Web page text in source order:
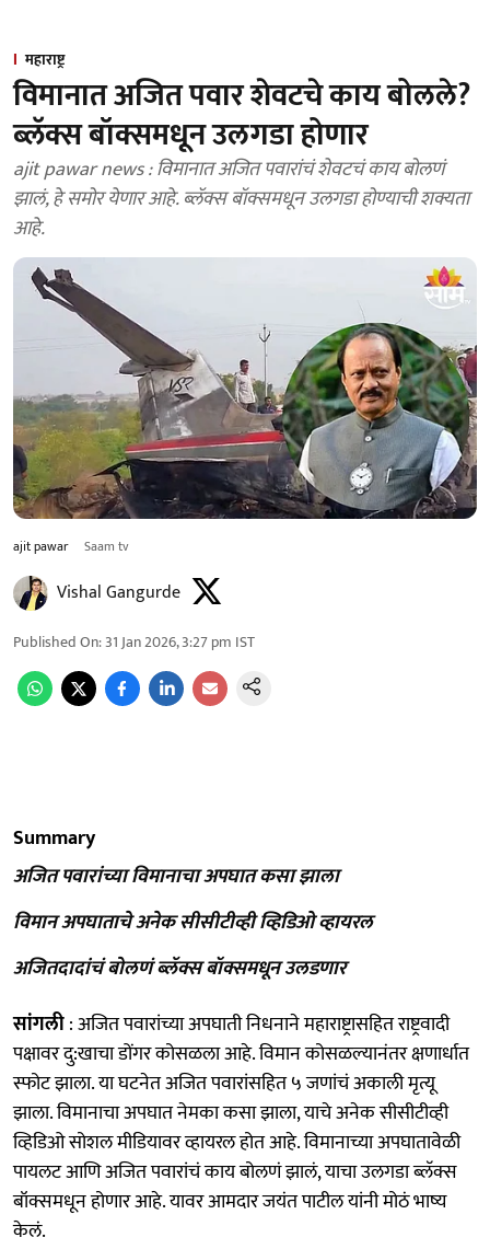
महाराष्ट्र
विमानात अजित पवार शेवटचे काय बोलले?
ब्लॅक्स बॉक्समधून उलगडा होणार
ajit pawar news : विमानात अजित पवारांचं शेवटचं काय बोलणं
झालं, हे समोर येणार आहे. ब्लॅक्स बॉक्समधून उलगडा होण्याची शक्यता
आहे.
ajit pawar Saam tv
Vishal Gangurde
Published On:31 Jan 2026, 3:27 pm IST
Summary
अजित पवारांच्या विमानाचा अपघात कसा झाला
विमान अपघाताचे अनेक सीसीटीव्ही व्हिडिओ व्हायरल
अजितदादांचं बोलणं ब्लॅक्स बॉक्समधून उलडणार
सांगली: अजित पवारांच्या अपघाती निधनाने महाराष्ट्रासहित राष्ट्रवादी
पक्षावर दु:खाचा डोंगर कोसळला आहे. विमान कोसळल्यानंतर क्षणार्धात
स्फोट झाला. या घटनेत अजित पवारांसहित ५ जणांचं अकाली मृत्यू
झाला. विमानाचा अपघात नेमका कसा झाला, याचे अनेक सीसीटीव्ही
व्हिडिओ सोशल मीडियावर व्हायरल होत आहे. विमानाच्या अपघातावेळी
पायलट आणि अजित पवारांचं काय बोलणं झालं, याचा उलगडा ब्लॅक्स
बॉक्समधून होणार आहे. यावर आमदार जयंत पाटील यांनी मोठं भाष्य
केलं.